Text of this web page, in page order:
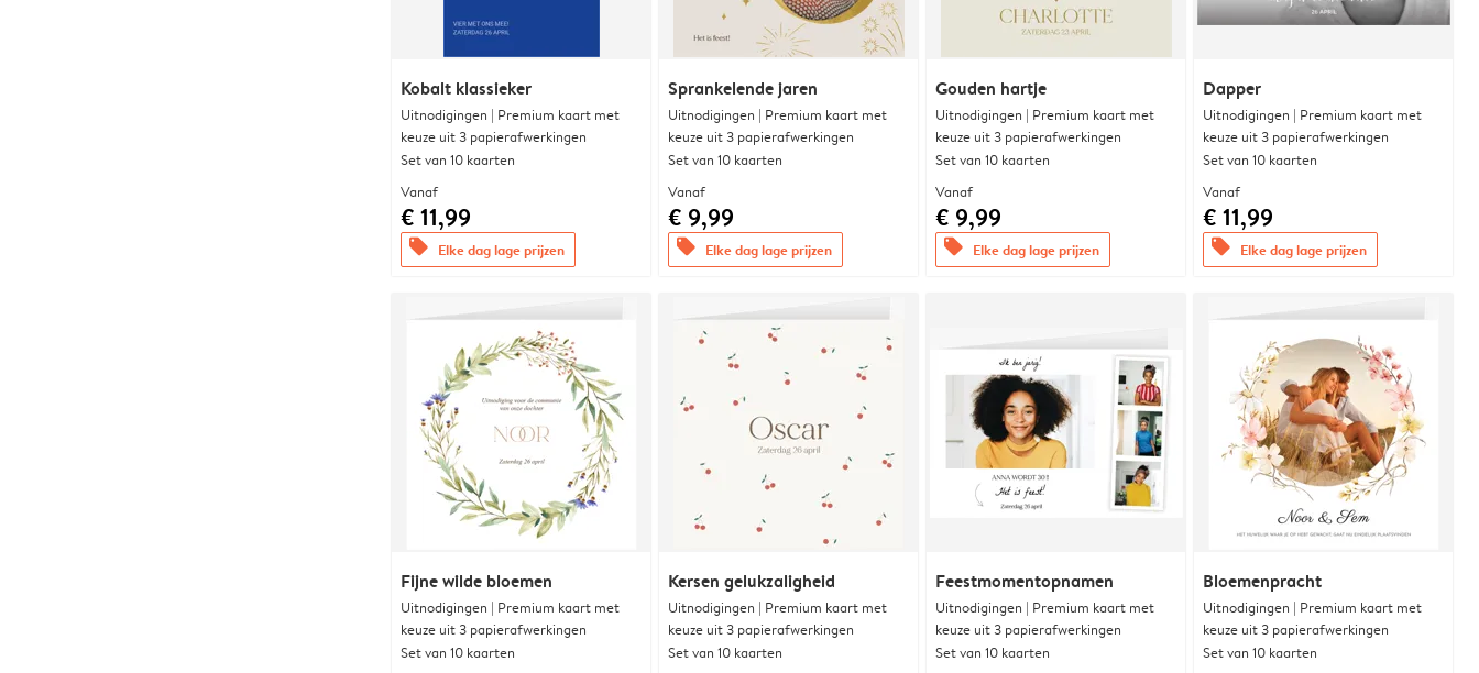
Kobalt klassieker
Uitnodigingen | Premium kaart met
keuze uit 3 papierafwerkingen
Set van 10 kaarten
Vanaf
€ 11,99
offers Elke dag lage prijzen
Sprankelende jaren
Uitnodigingen | Premium kaart met
keuze uit 3 papierafwerkingen
Set van 10 kaarten
Vanaf
€ 9,99
offers Elke dag lage prijzen
Gouden hartje
Uitnodigingen | Premium kaart met
keuze uit 3 papierafwerkingen
Set van 10 kaarten
Vanaf
€ 9,99
offers Elke dag lage prijzen
Dapper
Uitnodigingen | Premium kaart met
keuze uit 3 papierafwerkingen
Set van 10 kaarten
Vanaf
€ 11,99
offers Elke dag lage prijzen
Fijne wilde bloemen
Uitnodigingen | Premium kaart met
keuze uit 3 papierafwerkingen
Set van 10 kaarten
Kersen gelukzaligheid
Uitnodigingen | Premium kaart met
keuze uit 3 papierafwerkingen
Set van 10 kaarten
Feestmomentopnamen
Uitnodigingen | Premium kaart met
keuze uit 3 papierafwerkingen
Set van 10 kaarten
Bloemenpracht
Uitnodigingen | Premium kaart met
keuze uit 3 papierafwerkingen
Set van 10 kaarten